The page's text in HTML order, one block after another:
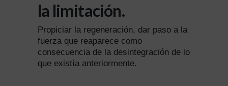
la limitación.
Propiciar la regeneración, dar paso a la
fuerza que reaparece como
consecuencia de la desintegración de lo
que existía anteriormente.